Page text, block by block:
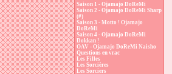
Saison 1 - Ojamajo DoReMi
Saison 2 - Ojamajo DoReMi Sharp
(#)
Saison 3 - Motto ! Ojamajo
DoReMi
Saison 4 - Ojamajo DoReMi
Dokkan !
OAV - Ojamajo DoReMi Naisho
Questions en vrac
Les Filles
Les Sorcières
Les Sorciers